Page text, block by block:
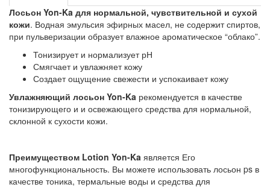
Лосьон Yon-Ka для нормальной, чувствительной и сухой
кожи. Водная эмульсия эфирных масел, не содержит спиртов,
при пульверизации образует влажное ароматическое “облако”.
Тонизирует и нормализует рН
Смягчает и увлажняет кожу
Создает ощущение свежести и успокаивает кожу
Увлажняющий лосьон Yon-Ka рекомендуется в качестве
тонизирующего и и освежающего средства для нормальной,
склонной к сухости кожи.
Преимуществом Lotion Yon-Ka является Его
многофункциональность. Вы можете использовать лосьон ps в
качестве тоника, термальные воды и средства для